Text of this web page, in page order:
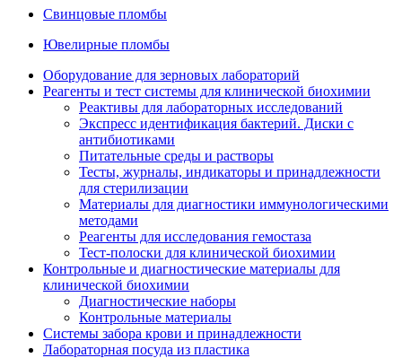
Свинцовые пломбы
Ювелирные пломбы
Оборудование для зерновых лабораторий
Реагенты и тест системы для клинической биохимии
Реактивы для лабораторных исследований
Экспресс идентификация бактерий. Диски с
антибиотиками
Питательные среды и растворы
Тесты, журналы, индикаторы и принадлежности
для стерилизации
Материалы для диагностики иммунологическими
методами
Реагенты для исследования гемостаза
Тест-полоски для клинической биохимии
Контрольные и диагностические материалы для
клинической биохимии
Диагностические наборы
Контрольные материалы
Системы забора крови и принадлежности
Лабораторная посуда из пластика